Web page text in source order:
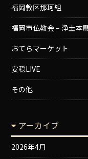
福岡教区那珂組
福岡市仏教会 – 浄土本
おてらマーケット
安穏LIVE
その他
アーカイブ
2026年4月